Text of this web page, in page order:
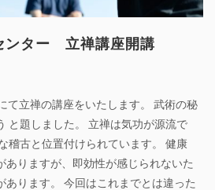
ンター 立禅講座開講
て立禅の講座をいたします。 武術の秘
と題しました。 立禅は気功が源流で
稽古と位置付けられています。 健康
ありますが、即効性が感じられないた
あります。 今回はこれまでとは違った